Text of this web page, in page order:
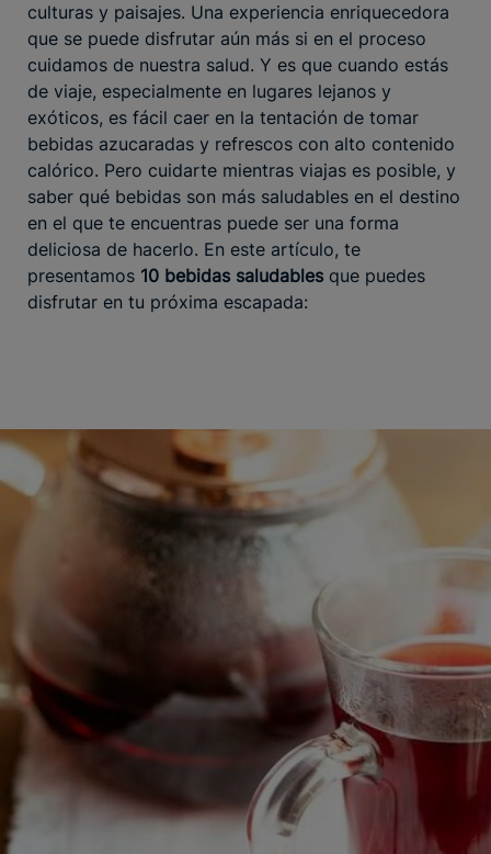
culturas y paisajes. Una experiencia enriquecedora
que se puede disfrutar aún más si en el proceso
cuidamos de nuestra salud. Y es que cuando estás
de viaje, especialmente en lugares lejanos y
exóticos, es fácil caer en la tentación de tomar
bebidas azucaradas y refrescos con alto contenido
calórico. Pero cuidarte mientras viajas es posible, y
saber qué bebidas son más saludables en el destino
en el que te encuentras puede ser una forma
deliciosa de hacerlo. En este artículo, te
presentamos 10 bebidas saludables que puedes
disfrutar en tu próxima escapada: